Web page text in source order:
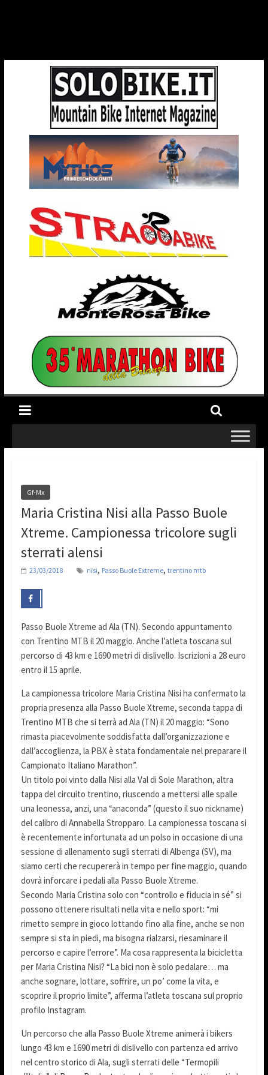
Gf-Mx
Maria Cristina Nisi alla Passo Buole
Xtreme. Campionessa tricolore sugli
sterrati alensi
23/03/2018 nisi, Passo Buole Extreme, trentino mtb
Passo Buole Xtreme ad Ala (TN). Secondo appuntamento
con Trentino MTB il 20 maggio. Anche l’atleta toscana sul
percorso di 43 km e 1690 metri di dislivello. Iscrizioni a 28 euro
entro il 15 aprile.
La campionessa tricolore Maria Cristina Nisi ha confermato la
propria presenza alla Passo Buole Xtreme, seconda tappa di
Trentino MTB che si terrà ad Ala (TN) il 20 maggio: “Sono
rimasta piacevolmente soddisfatta dall’organizzazione e
dall’accoglienza, la PBX è stata fondamentale nel preparare il
Campionato Italiano Marathon”.
Un titolo poi vinto dalla Nisi alla Val di Sole Marathon, altra
tappa del circuito trentino, riuscendo a mettersi alle spalle
una leonessa, anzi, una “anaconda” (questo il suo nickname)
del calibro di Annabella Stropparo. La campionessa toscana si
è recentemente infortunata ad un polso in occasione di una
sessione di allenamento sugli sterrati di Albenga (SV), ma
siamo certi che recupererà in tempo per fine maggio, quando
dovrà inforcare i pedali alla Passo Buole Xtreme.
Secondo Maria Cristina solo con “controllo e fiducia in sé” si
possono ottenere risultati nella vita e nello sport: “mi
rimetto sempre in gioco lottando fino alla fine, anche se non
sempre si sta in piedi, ma bisogna rialzarsi, riesaminare il
percorso e capire l’errore”. Ma cosa rappresenta la bicicletta
per Maria Cristina Nisi? “La bici non è solo pedalare… ma
anche sognare, lottare, soffrire, un po’ come la vita, e
scoprire il proprio limite”, afferma l’atleta toscana sul proprio
profilo Instagram.
Un percorso che alla Passo Buole Xtreme animerà i bikers
lungo 43 km e 1690 metri di dislivello con partenza ed arrivo
nel centro storico di Ala, sugli sterrati delle “Termopili